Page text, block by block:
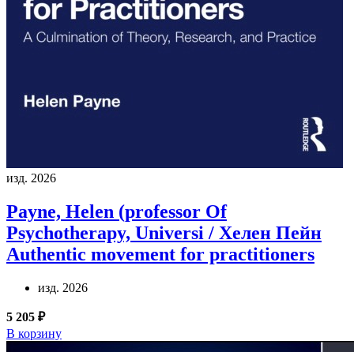
изд. 2026
Payne, Helen (professor Of
Psychotherapy, Universi / Хелен Пейн
Authentic movement for practitioners
изд. 2026
5 205 ₽
В корзину